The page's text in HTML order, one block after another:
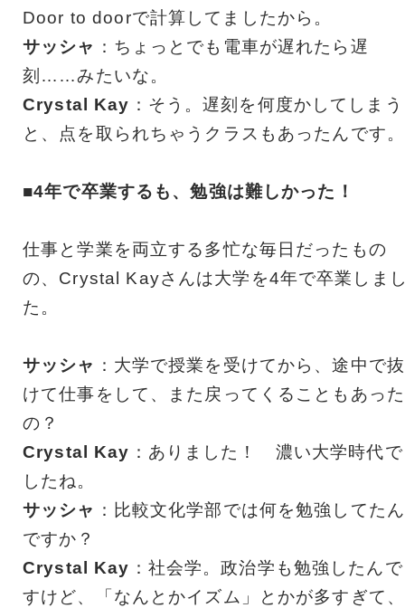
Door to doorで計算してましたから。
サッシャ ：ちょっとでも電車が遅れたら遅
刻……みたいな。
Crystal Kay ：そう。遅刻を何度かしてしまう
と、点を取られちゃうクラスもあったんです。
■4年で卒業するも、勉強は難しかった！
仕事と学業を両立する多忙な毎日だったもの
の、Crystal Kayさんは大学を4年で卒業しま
た。
サッシャ ：大学で授業を受けてから、途中で抜
けて仕事をして、また戻ってくることもあった
の？
Crystal Kay ：ありました！ 濃い大学時代で
したね。
サッシャ ：比較文化学部では何を勉強してたん
ですか？
Crystal Kay ：社会学。政治学も勉強したんで
すけど、「なんとかイズム」とかが多すぎて、